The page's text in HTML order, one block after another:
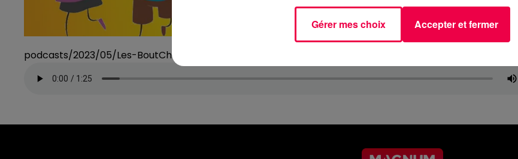
podcasts/2023/05/Les-BoutChoux-Amour-2.mp3
Gérer mes choix Accepter et fermer